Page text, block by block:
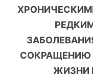
СОКРАЩЕНИЮ
ЖИЗНИ